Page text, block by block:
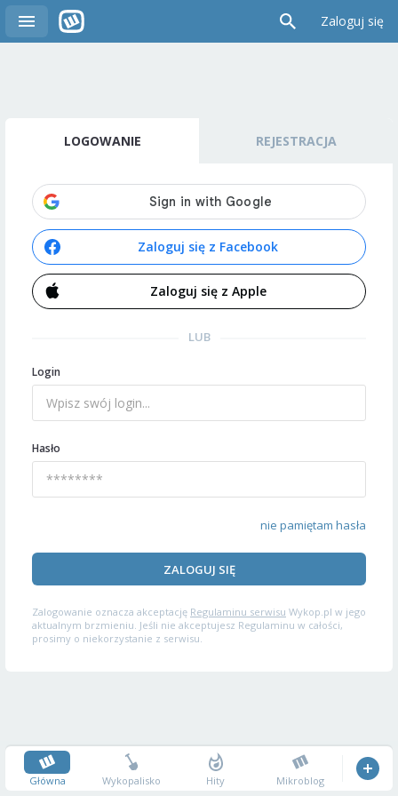
Zaloguj się
LOGOWANIE REJESTRACJA
Zaloguj się z Facebook
Zaloguj się z Apple
LUB
Login
Hasło
nie pamiętam hasła
ZALOGUJ SIĘ
Zalogowanie oznacza akceptację Regulaminu serwisu Wykop.pl w jego
aktualnym brzmieniu. Jeśli nie akceptujesz Regulaminu w całości,
prosimy o niekorzystanie z serwisu.
Główna Wykopalisko Hity Mikroblog